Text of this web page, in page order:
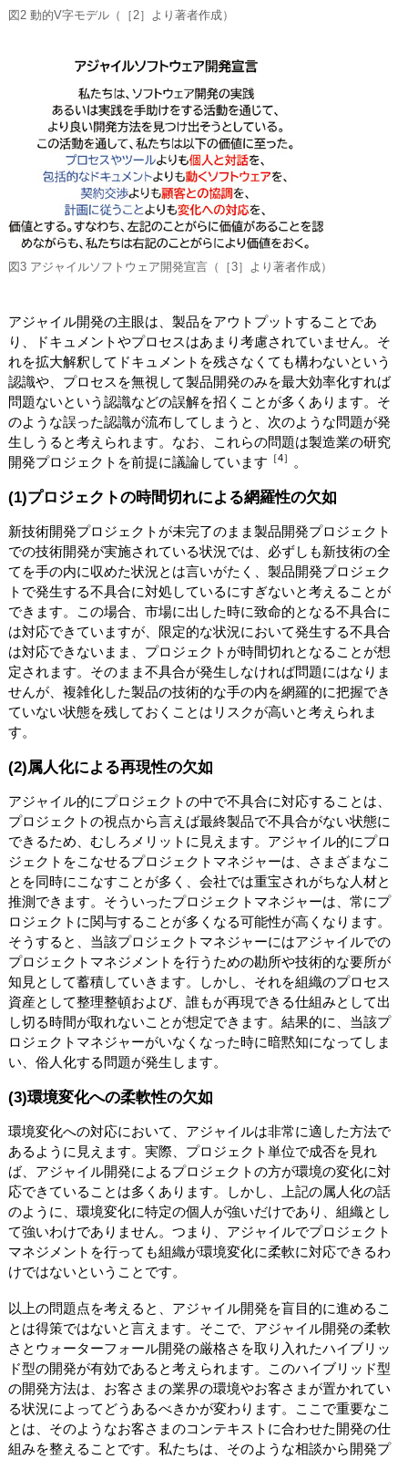
図2 動的V字モデル（［2］より著者作成）
図3 アジャイルソフトウェア開発宣言（［3］より著者作成）
アジャイル開発の主眼は、製品をアウトプットすることであ
り、ドキュメントやプロセスはあまり考慮されていません。そ
れを拡大解釈してドキュメントを残さなくても構わないという
認識や、プロセスを無視して製品開発のみを最大効率化すれば
問題ないという認識などの誤解を招くことが多くあります。そ
のような誤った認識が流布してしまうと、次のような問題が発
生しうると考えられます。なお、これらの問題は製造業の研究
開発プロジェクトを前提に議論しています ［4］ 。
(1)プロジェクトの時間切れによる網羅性の欠如
新技術開発プロジェクトが未完了のまま製品開発プロジェクト
での技術開発が実施されている状況では、必ずしも新技術の全
てを手の内に収めた状況とは言いがたく、製品開発プロジェク
トで発生する不具合に対処しているにすぎないと考えることが
できます。この場合、市場に出した時に致命的となる不具合に
は対応できていますが、限定的な状況において発生する不具合
は対応できないまま、プロジェクトが時間切れとなることが想
定されます。そのまま不具合が発生しなければ問題にはなりま
せんが、複雑化した製品の技術的な手の内を網羅的に把握でき
ていない状態を残しておくことはリスクが高いと考えられま
す。
(2)属人化による再現性の欠如
アジャイル的にプロジェクトの中で不具合に対応することは、
プロジェクトの視点から言えば最終製品で不具合がない状態に
できるため、むしろメリットに見えます。アジャイル的にプロ
ジェクトをこなせるプロジェクトマネジャーは、さまざまなこ
とを同時にこなすことが多く、会社では重宝されがちな人材と
推測できます。そういったプロジェクトマネジャーは、常にプ
ロジェクトに関与することが多くなる可能性が高くなります。
そうすると、当該プロジェクトマネジャーにはアジャイルでの
プロジェクトマネジメントを行うための勘所や技術的な要所が
知見として蓄積していきます。しかし、それを組織のプロセス
資産として整理整頓および、誰もが再現できる仕組みとして出
し切る時間が取れないことが想定できます。結果的に、当該プ
ロジェクトマネジャーがいなくなった時に暗黙知になってしま
い、俗人化する問題が発生します。
(3)環境変化への柔軟性の欠如
環境変化への対応において、アジャイルは非常に適した方法で
あるように見えます。実際、プロジェクト単位で成否を見れ
ば、アジャイル開発によるプロジェクトの方が環境の変化に対
応できていることは多くあります。しかし、上記の属人化の話
のように、環境変化に特定の個人が強いだけであり、組織とし
て強いわけでありません。つまり、アジャイルでプロジェクト
マネジメントを行っても組織が環境変化に柔軟に対応できるわ
けではないということです。
以上の問題点を考えると、アジャイル開発を盲目的に進めるこ
とは得策ではないと言えます。そこで、アジャイル開発の柔軟
さとウォーターフォール開発の厳格さを取り入れたハイブリッ
ド型の開発が有効であると考えられます。このハイブリッド型
の開発方法は、お客さまの業界の環境やお客さまが置かれてい
る状況によってどうあるべきかが変わります。ここで重要なこ
とは、そのようなお客さまのコンテキストに合わせた開発の仕
組みを整えることです。私たちは、そのような相談から開発プ